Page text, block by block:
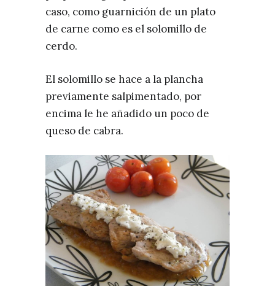
caso, como guarnición de un plato
de carne como es el solomillo de
cerdo.
El solomillo se hace a la plancha
previamente salpimentado, por
encima le he añadido un poco de
queso de cabra.